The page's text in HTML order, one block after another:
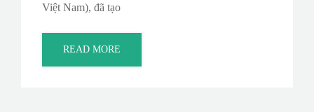
Việt Nam), đã tạo
READ MORE